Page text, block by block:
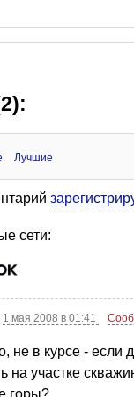
Лучшие
сети:
1 мая 2008 в 01:41
не в курсе - если
на участке